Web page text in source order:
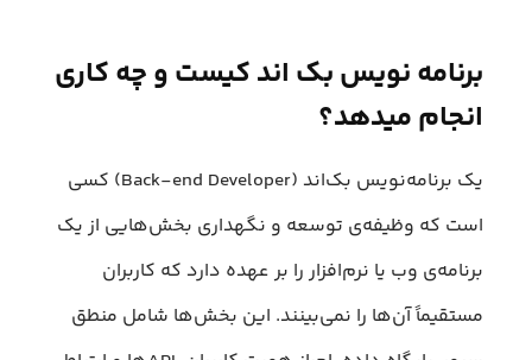
برنامه نویس بک اند کیست و چه کاری
انجام میدهد؟
یک برنامه‌نویس بک‌اند (Back-end Developer) کسی
است که وظیفه‌ی توسعه و نگهداری بخش‌هایی از یک
برنامه‌ی وب یا نرم‌افزار را بر عهده دارد که کاربران
مستقیماً آن‌ها را نمی‌بینند. این بخش‌ها شامل منطق